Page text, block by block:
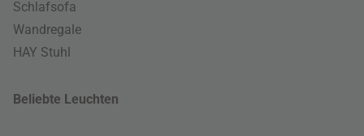
Schlafsofa
Wandregale
HAY Stuhl
Beliebte Leuchten